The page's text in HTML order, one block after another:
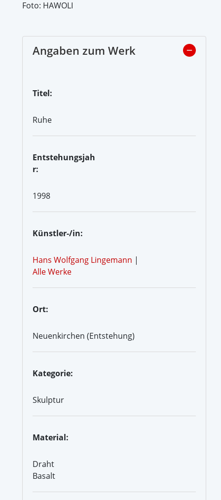
Foto: HAWOLI
Angaben zum Werk
Titel:
Ruhe
Entstehungsjah
r:
1998
Künstler-/in:
Hans Wolfgang Lingemann |
Alle Werke
Ort:
Neuenkirchen (Entstehung)
Kategorie:
Skulptur
Material:
Draht
Basalt